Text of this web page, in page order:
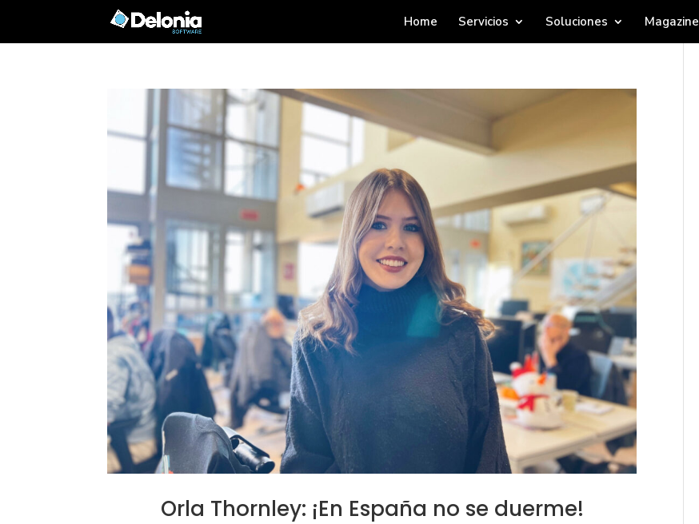
Home Servicios Soluciones Magazine
Orla Thornley: ¡En España no se duerme!